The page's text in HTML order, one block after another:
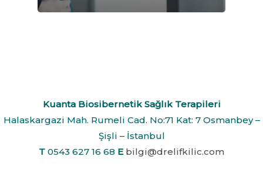
Kuanta Biosibernetik Sağlık Terapileri
Halaskargazi Mah. Rumeli Cad. No:71 Kat: 7 Osmanbey –
Şişli – İstanbul
T 0543 627 16 68 E bilgi@drelifkilic.com